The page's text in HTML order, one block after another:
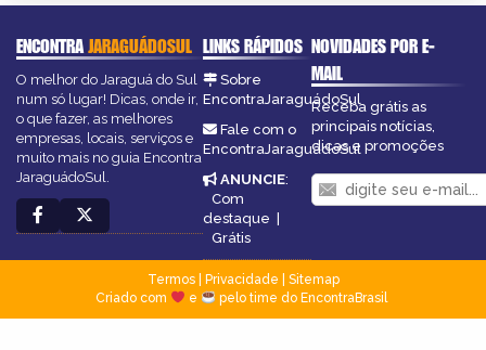
ENCONTRAJARAGUÁDOSUL
O melhor do Jaraguá do Sul
num só lugar! Dicas, onde ir,
o que fazer, as melhores
empresas, locais, serviços e
muito mais no guia Encontra
JaraguádoSul.
LINKS RÁPIDOS
Sobre
EncontraJaraguádoSul
Fale com o
EncontraJaraguádoSul
ANUNCIE:
Com
destaque |
Grátis
NOVIDADES POR E-
MAIL
Receba grátis as
principais notícias,
dicas e promoções
Termos| Privacidade
Sitemap
Criado com
e pelo time do EncontraBrasil